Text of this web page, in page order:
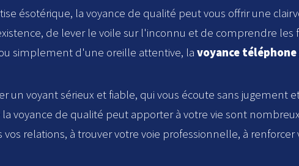
ésotérique, la voyance de qualité peut vous offrir une
de lever le voile sur l'inconnu et de comprendre les
simplement d'une oreille attentive, la voyance
un voyant sérieux et fiable, qui vous écoute sans jugement
voyance de qualité peut apporter à votre vie sont
relations, à trouver votre voie professionnelle, à